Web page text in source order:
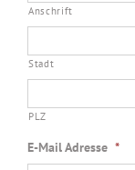
Anschrift
Stadt
PLZ
E-Mail Adresse *